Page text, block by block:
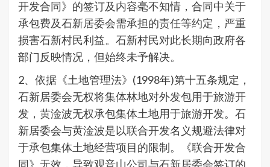
开发合同》的签订及内容毫不知情，合同中关于
承包费及石新居委会需承担的责任等约定，严重
损害石新村民利益。石新村民对此长期向政府各
部门反映情况，但始终未予解决。
2、依据《土地管理法》(1998年)第十五条规定，
石新居委会无权将集体林地对外发包用于旅游开
发，黄淦波无权承包集体土地用于旅游开发。石
新居委会与黄淦波是以联合开发名义规避法律对
于承包集体土地经营项目的限制。《联合开发合
同》无效，导致观音山公司与石新居委会签订的